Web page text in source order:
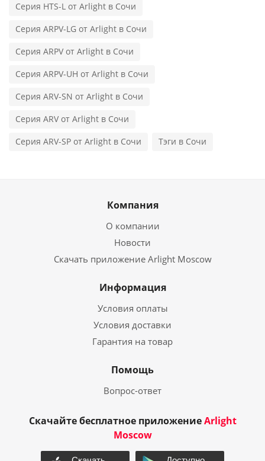
Серия HTS-L от Arlight в Сочи
Серия ARPV-LG от Arlight в Сочи
Серия ARPV от Arlight в Сочи
Серия ARPV-UH от Arlight в Сочи
Серия ARV-SN от Arlight в Сочи
Серия ARV от Arlight в Сочи
Серия ARV-SP от Arlight в Сочи
Тэги в Сочи
Компания
О компании
Новости
Скачать приложение Arlight Moscow
Информация
Условия оплаты
Условия доставки
Гарантия на товар
Помощь
Вопрос-ответ
Скачайте бесплатное приложениеArlight
Moscow